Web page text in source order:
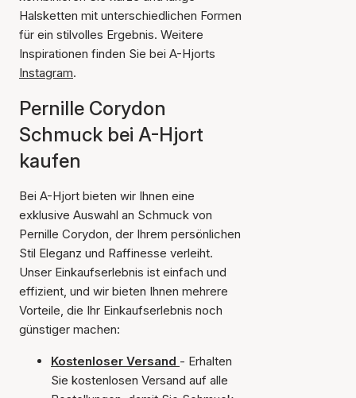
Halsketten mit unterschiedlichen Formen
für ein stilvolles Ergebnis. Weitere
Inspirationen finden Sie bei A-Hjorts
Instagram.
Pernille Corydon
Schmuck bei A-Hjort
kaufen
Bei A-Hjort bieten wir Ihnen eine
exklusive Auswahl an Schmuck von
Pernille Corydon, der Ihrem persönlichen
Stil Eleganz und Raffinesse verleiht.
Unser Einkaufserlebnis ist einfach und
effizient, und wir bieten Ihnen mehrere
Vorteile, die Ihr Einkaufserlebnis noch
günstiger machen:
Kostenloser Versand - Erhalten
Sie kostenlosen Versand auf alle